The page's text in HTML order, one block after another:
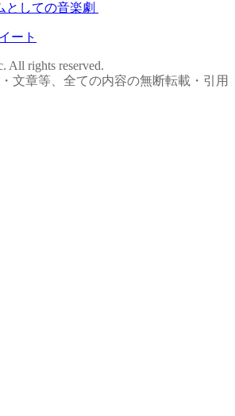
としての音楽劇
ート
All rights reserved.
文章等、全ての内容の無断転載・引用